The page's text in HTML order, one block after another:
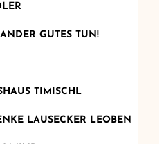
GUTES TUN!
TIMISCHL
LAUSECKER LEOBEN